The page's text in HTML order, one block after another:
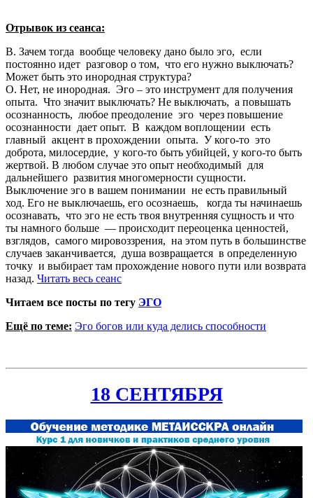
Отрывок из сеанса:
В. Зачем тогда вообще человеку дано было эго, если
постоянно идет разговор о том, что его нужно выключать?
Может быть это инородная структура?
О. Нет, не инородная. Эго – это инструмент для получения
опыта. Что значит выключать? Не выключать, а повышать
осознанность, любое преодоление эго через повышение
осознанности дает опыт. В каждом воплощении есть
главный акцент в прохождении опыта. У кого-то это
доброта, милосердие, у кого-то быть убийцей, у кого-то быть
жертвой. В любом случае это опыт необходимый для
дальнейшего развития многомерности сущности.
Выключение эго в вашем понимании не есть правильный
ход. Его не выключаешь, его осознаешь, когда ты начинаешь
осознавать, что эго не есть твоя внутренняя сущность и что
ты намного больше — происходит переоценка ценностей,
взглядов, самого мировоззрения, на этом путь в большинстве
случаев заканчивается, душа возвращается в определенную
точку и выбирает там прохождение нового пути или возврата
назад. Читать весь сеанс
Читаем все посты по тегу ЭГО
Ещё по теме: Эго богов или куда делись способности
18 СЕНТЯБРЯ